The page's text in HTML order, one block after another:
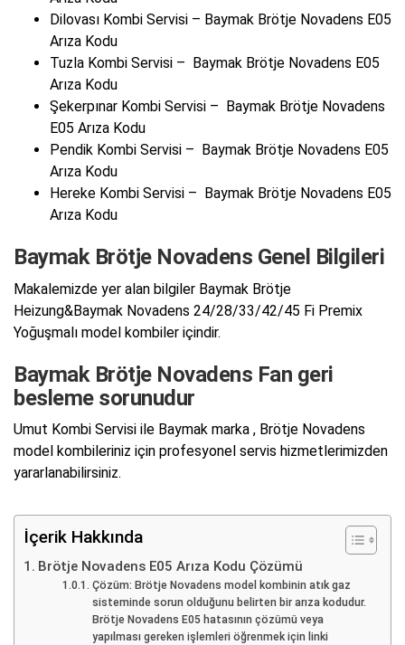
Dilovası Kombi Servisi – Baymak Brötje Novadens E05
Arıza Kodu
Tuzla Kombi Servisi – Baymak Brötje Novadens E05
Arıza Kodu
Şekerpınar Kombi Servisi – Baymak Brötje Novadens
E05 Arıza Kodu
Pendik Kombi Servisi – Baymak Brötje Novadens E05
Arıza Kodu
Hereke Kombi Servisi – Baymak Brötje Novadens E05
Arıza Kodu
Baymak Brötje Novadens Genel Bilgileri
Makalemizde yer alan bilgiler Baymak Brötje
Heizung&Baymak Novadens 24/28/33/42/45 Fi Premix
Yoğuşmalı model kombiler içindir.
Baymak Brötje Novadens Fan geri
besleme sorunudur
Umut Kombi Servisi ile Baymak marka , Brötje Novadens
model kombileriniz için profesyonel servis hizmetlerimizden
yararlanabilirsiniz.
İçerik Hakkında
Brötje Novadens E05 Arıza Kodu Çözümü
Çözüm: Brötje Novadens model kombinin atık gaz
sisteminde sorun olduğunu belirten bir arıza kodudur.
Brötje Novadens E05 hatasının çözümü veya
yapılması gereken işlemleri öğrenmek için linki